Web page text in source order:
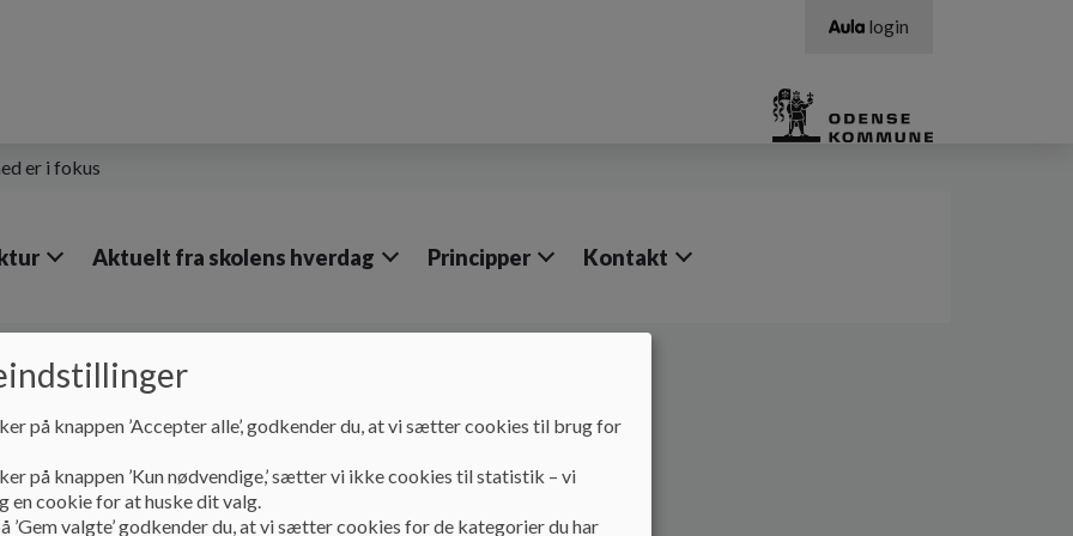
er i fokus
login
Aktuelt fra skolens hverdag Principper Kontakt
Skolen Undervisningsmiljø
Undervisningsmiljø
Handleplan for undervisningsmiljøvurdering
på knappen ’Accepter alle’, godkender du, at vi sætter cookies til brug for
på knappen ’Kun nødvendige,’ sætter vi ikke cookies til statistik – vi
en cookie for at huske dit valg.
’Gem valgte’ godkender du, at vi sætter cookies for de kategorier du har